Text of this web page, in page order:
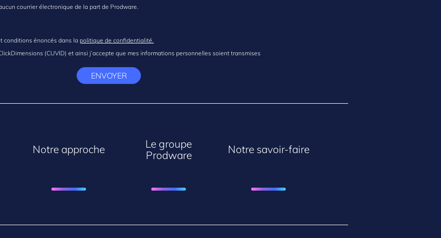
courrier électronique de la part de Prodware.
conditions énoncés dans la politique de confidentialité.
(CUVID) et ainsi j’accepte que mes informations personnelles soient transmises
ENVOYER
Notre approche
Le groupe
Prodware
Notre savoir-faire